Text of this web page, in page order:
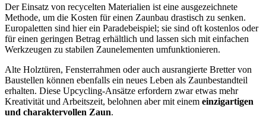
Der Einsatz von recycelten Materialien ist eine ausgezeichnete
Methode, um die Kosten für einen Zaunbau drastisch zu senken.
Europaletten sind hier ein Paradebeispiel; sie sind oft kostenlos oder
für einen geringen Betrag erhältlich und lassen sich mit einfachen
Werkzeugen zu stabilen Zaunelementen umfunktionieren.
Alte Holztüren, Fensterrahmen oder auch ausrangierte Bretter von
Baustellen können ebenfalls ein neues Leben als Zaunbestandteil
erhalten. Diese Upcycling-Ansätze erfordern zwar etwas mehr
Kreativität und Arbeitszeit, belohnen aber mit einem einzigartigen
und charaktervollen Zaun.